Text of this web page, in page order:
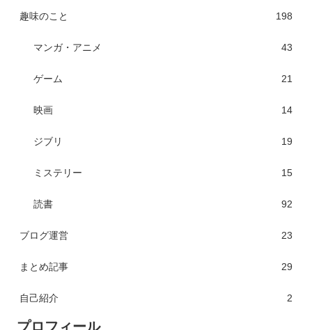
趣味のこと 198
マンガ・アニメ 43
ゲーム 21
映画 14
ジブリ 19
ミステリー 15
読書 92
ブログ運営 23
まとめ記事 29
自己紹介 2
プロフィール